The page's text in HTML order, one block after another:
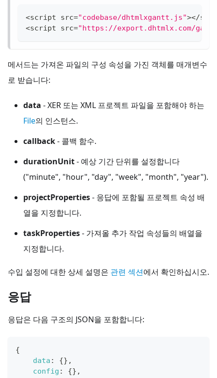
<script src="codebase/dhtmlxgantt.js"></
<script src="https://export.dhtmlx.com/
메서드는 가져온 파일의 구성 속성을 가진 객체를 매개변수
로 받습니다:
data - XER 또는 XML 프로젝트 파일을 포함해야 하는
File의 인스턴스.
callback- 콜백 함수.
durationUnit- 예상 기간 단위를 설정합니다
("minute", "hour", "day", "week", "month", "year").
projectProperties- 응답에 포함될 프로젝트 속성 배
열을 지정합니다.
taskProperties- 가져올 추가 작업 속성들의 배열을
지정합니다.
수입 설정에 대한 상세 설명은 관련 섹션에서 확인하십시오.
응답
응답은 다음 구조의 JSON을 포함합니다:
{
data : {} ,
config : {} ,